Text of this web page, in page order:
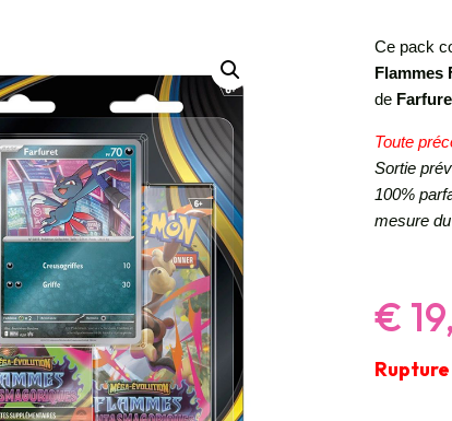
Ce pack
Flammes
de
Toute
Sortie
100%
mesure
€